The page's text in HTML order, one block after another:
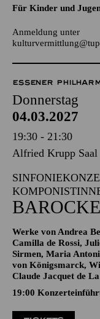
AALTO
Für Kinder und
ESSENER
Donnerstag
04.03.2027
19:30 - 21:30
Alfried Krupp Saal
Werke von Andrea
Camilla de Rossi,
Sirmen, Maria
Claude Jacquet de La